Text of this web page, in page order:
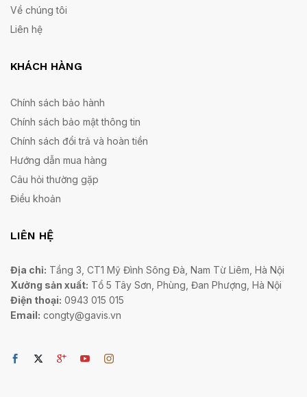
Về chúng tôi
Liên hệ
KHÁCH HÀNG
Chính sách bảo hành
Chính sách bảo mật thông tin
Chính sách đổi trả và hoàn tiền
Hướng dẫn mua hàng
Câu hỏi thường gặp
Điều khoản
LIÊN HỆ
Địa chỉ: Tầng 3, CT1 Mỹ Đình Sông Đà, Nam Từ Liêm, Hà Nội
Xưởng sản xuất: Tổ 5 Tây Sơn, Phùng, Đan Phượng, Hà Nội
Điện thoại: 0943 015 015
Email: congty@gavis.vn